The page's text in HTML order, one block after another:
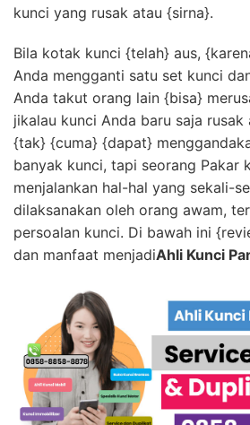
kunci yang rusak atau {sirna}.
Bila kotak kunci {telah} aus,
Anda mengganti satu set kunci
Anda takut orang lain {bisa}
jikalau kunci Anda baru saja
{tak} {cuma} {dapat}
banyak kunci, tapi seorang Pakar
menjalankan hal-hal yang sekali-
dilaksanakan oleh orang awam,
persoalan kunci. Di bawah ini
dan manfaat menjadiAhli Kunci